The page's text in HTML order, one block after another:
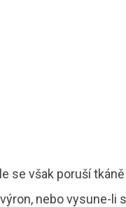
se však poruší
nebo vysune-li